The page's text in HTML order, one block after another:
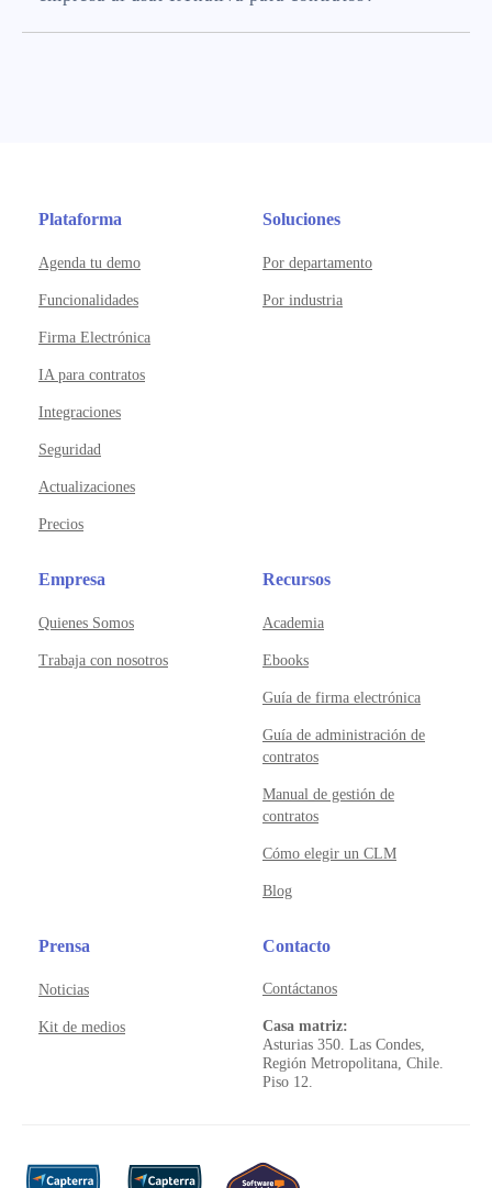
Plataforma
Agenda tu demo
Funcionalidades
Firma Electrónica
IA para contratos
Integraciones
Seguridad
Actualizaciones
Precios
Soluciones
Por departamento
Por industria
Empresa
Quienes Somos
Trabaja con nosotros
Recursos
Academia
Ebooks
Guía de firma electrónica
Guía de administración de
contratos
Manual de gestión de
contratos
Cómo elegir un CLM
Blog
Prensa
Noticias
Kit de medios
Contacto
Contáctanos
Casa matriz:
Asturias 350. Las Condes,
Región Metropolitana, Chile.
Piso 12.